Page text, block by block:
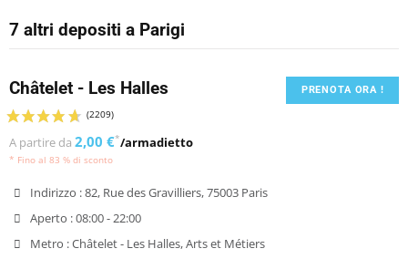
7 altri depositi a Parigi
Châtelet - Les Halles PRENOTA ORA !
A partire da 2,00 €*/armadietto
* Fino al 83 % di sconto
Indirizzo :82, Rue des Gravilliers, 75003 Paris
Aperto :08:00 - 22:00
Metro :Châtelet - Les Halles, Arts et Métiers